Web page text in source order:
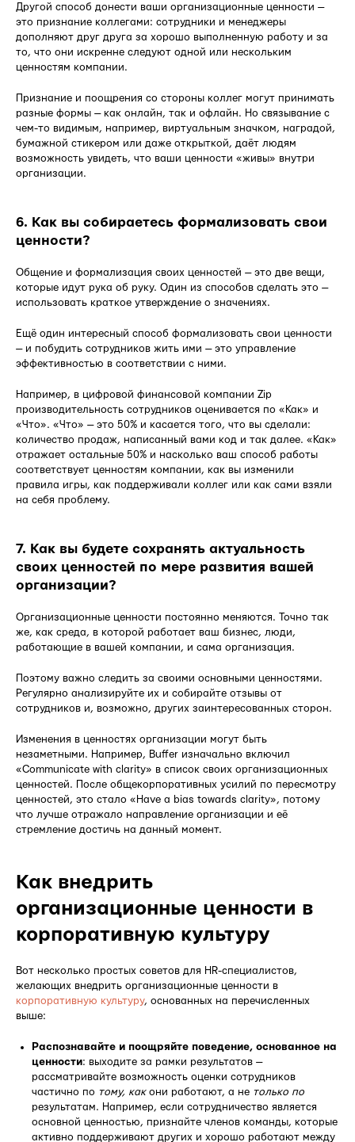
Другой способ донести ваши организационные ценности —
это признание коллегами: сотрудники и менеджеры
дополняют друг друга за хорошо выполненную работу и за
то, что они искренне следуют одной или нескольким
ценностям компании.
Признание и поощрения со стороны коллег могут принимать
разные формы — как онлайн, так и офлайн. Но связывание с
чем-то видимым, например, виртуальным значком, наградой,
бумажной стикером или даже открыткой, даёт людям
возможность увидеть, что ваши ценности «живы» внутри
организации.
6. Как вы собираетесь формализовать свои
ценности?
Общение и формализация своих ценностей — это две вещи,
которые идут рука об руку. Один из способов сделать это —
использовать краткое утверждение о значениях.
Ещё один интересный способ формализовать свои ценности
— и побудить сотрудников жить ими — это управление
эффективностью в соответствии с ними.
Например, в цифровой финансовой компании Zip
производительность сотрудников оценивается по «Как» и
«Что». «Что» — это 50% и касается того, что вы сделали:
количество продаж, написанный вами код и так далее. «Как»
отражает остальные 50% и насколько ваш способ работы
соответствует ценностям компании, как вы изменили
правила игры, как поддерживали коллег или как сами взяли
на себя проблему.
7. Как вы будете сохранять актуальность
своих ценностей по мере развития вашей
организации?
Организационные ценности постоянно меняются. Точно так
же, как среда, в которой работает ваш бизнес, люди,
работающие в вашей компании, и сама организация.
Поэтому важно следить за своими основными ценностями.
Регулярно анализируйте их и собирайте отзывы от
сотрудников и, возможно, других заинтересованных сторон.
Изменения в ценностях организации могут быть
незаметными. Например, Buffer изначально включил
«Communicate with clarity» в список своих организационных
ценностей. После общекорпоративных усилий по пересмотру
ценностей, это стало «Have a bias towards clarity», потому
что лучше отражало направление организации и её
стремление достичь на данный момент.
Как внедрить
организационные ценности в
корпоративную культуру
Вот несколько простых советов для HR-специалистов,
желающих внедрить организационные ценности в
корпоративную культуру, основанных на перечисленных
выше:
Распознавайте и поощряйте поведение, основанное на
ценности: выходите за рамки результатов —
рассматривайте возможность оценки сотрудников
частично по тому, какони работают, а не только по
результатам. Например, если сотрудничество является
основной ценностью, признайте членов команды, которые
активно поддерживают других и хорошо работают между